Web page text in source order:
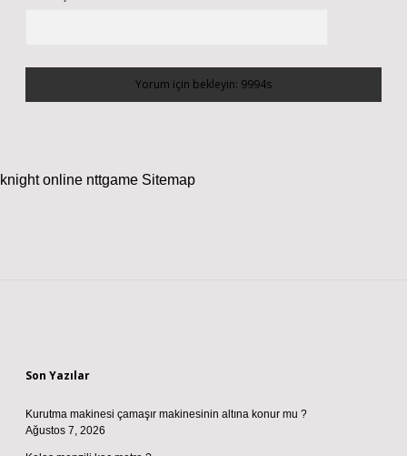
knight online nttgame Sitemap
Son Yazılar
Kurutma makinesi çamaşır makinesinin altına konur mu ?
Ağustos 7, 2026